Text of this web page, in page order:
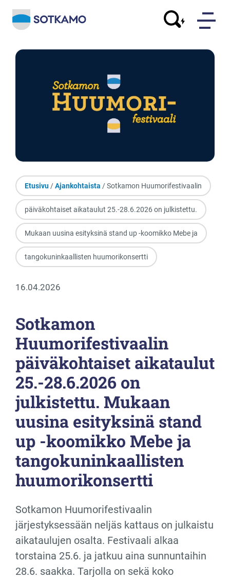
Etusivu/Ajankohtaista / Sotkamon Huumorifestivaalin
päiväkohtaiset aikataulut 25.-28.6.2026 on julkistettu.
Mukaan uusina esityksinä stand up -koomikko Mebe ja
tangokuninkaallisten huumorikonsertti
16.04.2026
Sotkamon
Huumorifestivaalin
päiväkohtaiset aikataulut
25.-28.6.2026 on
julkistettu. Mukaan
uusina esityksinä stand
up -koomikko Mebe ja
tangokuninkaallisten
huumorikonsertti
Sotkamon Huumorifestivaalin
järjestyksessään neljäs kattaus on julkaistu
aikataulujen osalta. Festivaali alkaa
torstaina 25.6. ja jatkuu aina sunnuntaihin
28.6. saakka. Tarjolla on sekä koko